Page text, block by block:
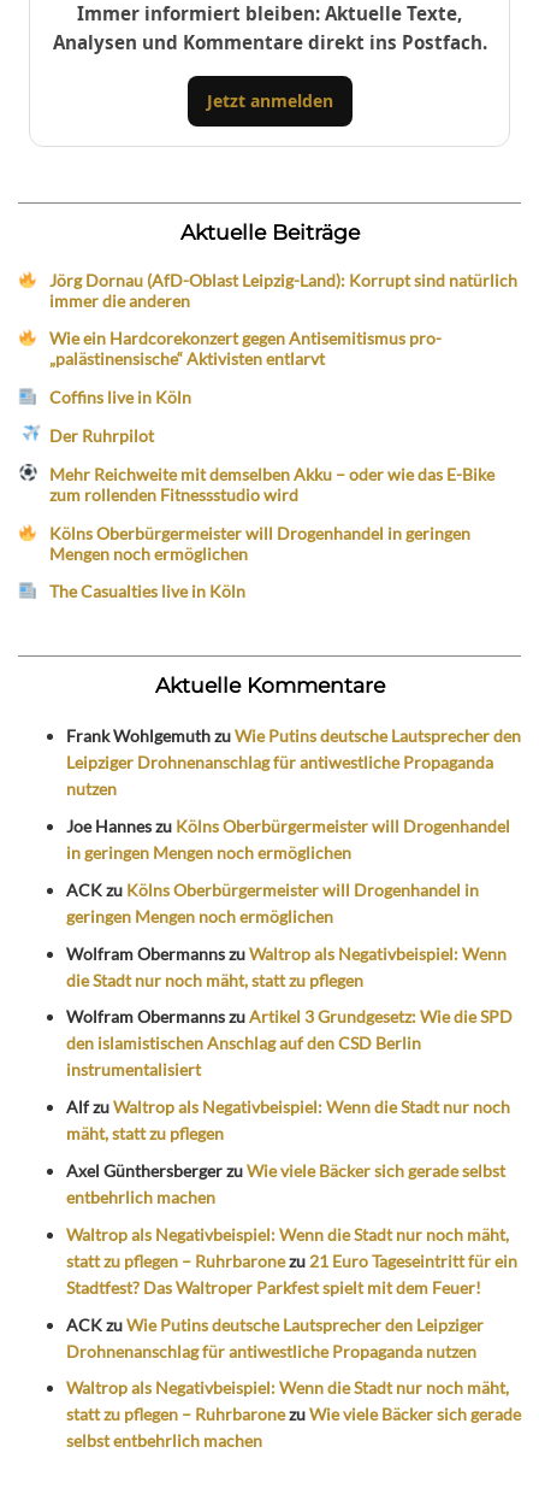
Immer informiert bleiben: Aktuelle Texte,
Analysen und Kommentare direkt ins Postfach.
Jetzt anmelden
Aktuelle Beiträge
Jörg Dornau (AfD-Oblast Leipzig-Land): Korrupt sind natürlich
immer die anderen
Wie ein Hardcorekonzert gegen Antisemitismus pro-
„palästinensische“ Aktivisten entlarvt
Coffins live in Köln
Der Ruhrpilot
Mehr Reichweite mit demselben Akku – oder wie das E-Bike
zum rollenden Fitnessstudio wird
Kölns Oberbürgermeister will Drogenhandel in geringen
Mengen noch ermöglichen
The Casualties live in Köln
Aktuelle Kommentare
Frank WohlgemuthzuWie Putins deutsche Lautsprecher den
Leipziger Drohnenanschlag für antiwestliche Propaganda
nutzen
Joe Hanneszu Kölns Oberbürgermeister will Drogenhandel
in geringen Mengen noch ermöglichen
ACKzu Kölns Oberbürgermeister will Drogenhandel in
geringen Mengen noch ermöglichen
Wolfram ObermannszuWaltrop als Negativbeispiel: Wenn
die Stadt nur noch mäht, statt zu pflegen
Wolfram ObermannszuArtikel 3 Grundgesetz: Wie die SPD
den islamistischen Anschlag auf den CSD Berlin
instrumentalisiert
AlfzuWaltrop als Negativbeispiel: Wenn die Stadt nur noch
mäht, statt zu pflegen
Axel GünthersbergerzuWie viele Bäcker sich gerade selbst
entbehrlich machen
Waltrop als Negativbeispiel: Wenn die Stadt nur noch mäht,
statt zu pflegen – Ruhrbaronezu 21 Euro Tageseintritt für ein
Stadtfest? Das Waltroper Parkfest spielt mit dem Feuer!
ACKzuWie Putins deutsche Lautsprecher den Leipziger
Drohnenanschlag für antiwestliche Propaganda nutzen
Waltrop als Negativbeispiel: Wenn die Stadt nur noch mäht,
statt zu pflegen – RuhrbaronezuWie viele Bäcker sich gerade
selbst entbehrlich machen